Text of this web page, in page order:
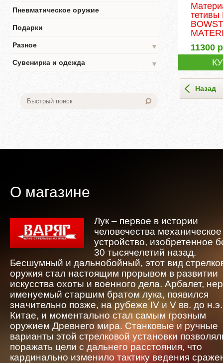
Пневматическое оружие
Подарки
Разное
▼
Сувенирка и одежда
▼
тетивы
11300
Назад
О магазине
Лук – первое в истории
человечества механическое
устройство, изобретенное
30 тысячелетий назад.
Бесшумный и дальнобойный, этот вид
оружия стал настоящим прорывом в развитии
искусства охоты и военного дела. Арбалет,
именуемый старшим братом лука, появился
значительно позже, на рубеже IV и V вв. до
Китае, и моментально стал самым грозным
оружием Древнего мира. Станковые и ручные
варианты этой стрелковой установки
поражать цели с дальнего расстояния, что
кардинально изменило тактику ведения